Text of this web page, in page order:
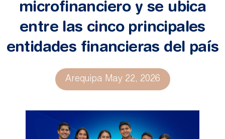
microfinanciero y se ubica
entre las cinco principales
entidades financieras del país
Arequipa May 22, 2026